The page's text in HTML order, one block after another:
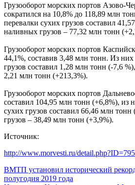
Грузооборот морских портов Азово-
сократился на 10,8% до 118,89 млн
перевалки сухих грузов составил
наливных грузов – 77,32 млн тонн
Грузооборот морских портов
44,1%, составив 3,48 млн тонн. Из
грузов составил 1,28 млн тонн (-7,6
2,21 млн тонн (+213,3%).
Грузооборот морских портов
составил 104,95 млн тонн (+6,8%), из
сухих грузов составил 66,46 млн
грузов – 38,49 млн тонн (+3,9%).
Источник:
http://www.morvesti.ru/
ВМТП установил исторический
полугодия 2019 года